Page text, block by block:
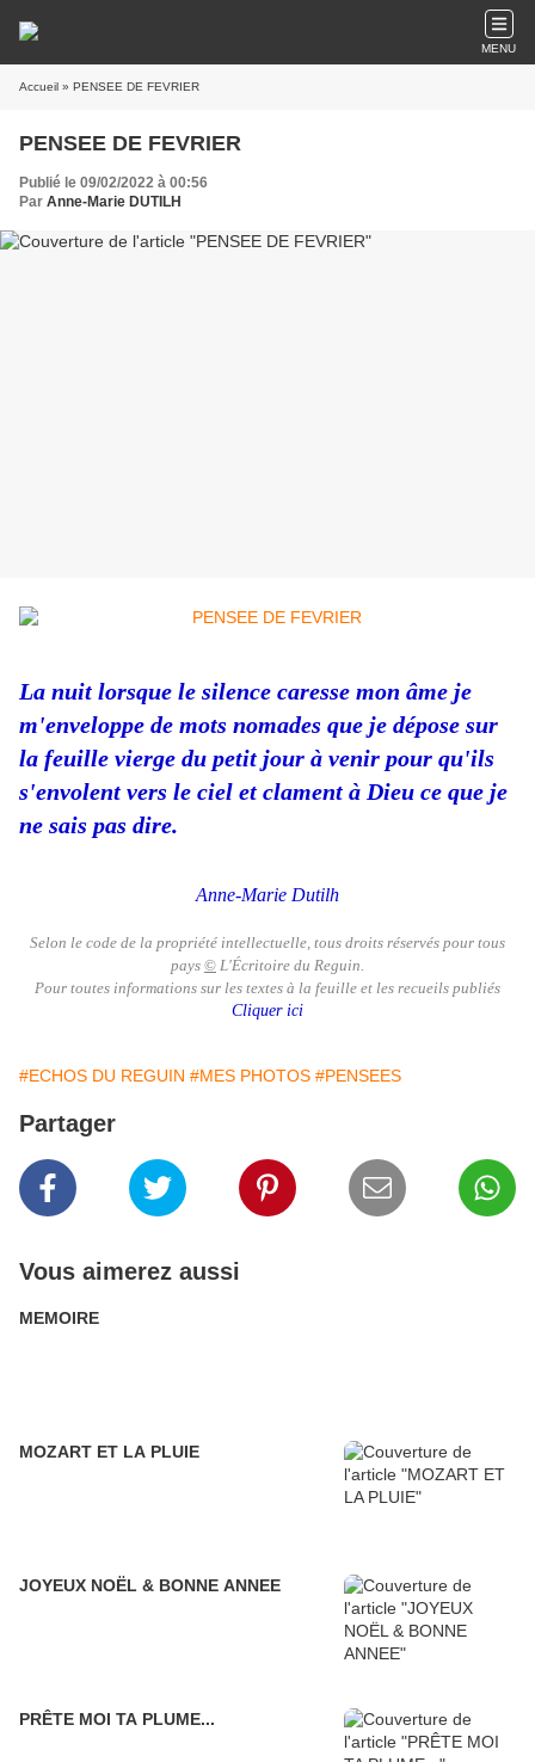
MENU
Accueil » PENSEE DE FEVRIER
PENSEE DE FEVRIER
Publié le 09/02/2022 à 00:56
Par Anne-Marie DUTILH
La nuit lorsque le silence caresse mon âme je
m'enveloppe de mots nomades que je dépose sur
la feuille vierge du petit jour à venir pour qu'ils
s'envolent vers le ciel et clament à Dieu ce que je
ne sais pas dire.
Anne-Marie Dutilh
Selon le code de la propriété intellectuelle, tous droits réservés pour tous
pays © L'Écritoire du Reguin.
Pour toutes informations sur les textes à la feuille et les recueils publiés
Cliquer ici
#ECHOS DU REGUIN #MES PHOTOS #PENSEES
Partager
Vous aimerez aussi
MEMOIRE
MOZART ET LA PLUIE
JOYEUX NOËL & BONNE ANNEE
PRÊTE MOI TA PLUME...